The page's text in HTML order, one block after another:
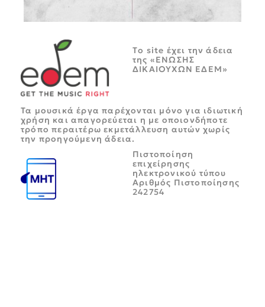
Tο site έχει την άδεια
της «ΕΝΩΣΗΣ
ΔΙΚΑΙΟΥΧΩΝ ΕΔΕΜ»
Τα μουσικά έργα παρέχονται μόνο για ιδιωτική
χρήση και απαγορεύεται η με οποιονδήποτε
τρόπο περαιτέρω εκμετάλλευση αυτών χωρίς
την προηγούμενη άδεια.
Πιστοποίηση
επιχείρησης
ηλεκτρονικού τύπου
Αριθμός Πιστοποίησης
242754